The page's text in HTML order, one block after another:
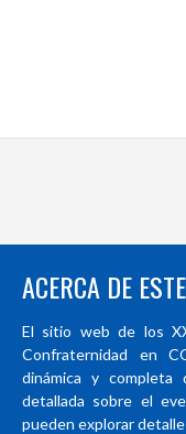
ACERCA DE
El sitio web de los
Confraternidad en
dinámica y completa
detallada sobre el
pueden explorar